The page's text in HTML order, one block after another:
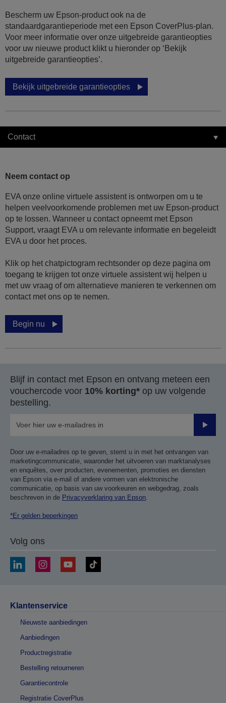
Bescherm uw Epson-product ook na de
standaardgarantieperiode met een Epson CoverPlus-plan.
Voor meer informatie over onze uitgebreide garantieopties
voor uw nieuwe product klikt u hieronder op ‘Bekijk
uitgebreide garantieopties’.
Bekijk uitgebreide garantieopties
Contact
Neem contact op
EVA onze online virtuele assistent is ontworpen om u te
helpen veelvoorkomende problemen met uw Epson-product
op te lossen. Wanneer u contact opneemt met Epson
Support, vraagt EVA u om relevante informatie en begeleidt
EVA u door het proces.
Klik op het chatpictogram rechtsonder op deze pagina om
toegang te krijgen tot onze virtuele assistent wij helpen u
met uw vraag of om alternatieve manieren te verkennen om
contact met ons op te nemen.
Begin nu
Blijf in contact met Epson en ontvang meteen een
vouchercode voor 10% korting* op uw volgende
bestelling.
Door uw e-mailadres op te geven, stemt u in met het ontvangen van
marketingcommunicatie, waaronder het uitvoeren van marktanalyses
en enquêtes, over producten, evenementen, promoties en diensten
van Epson via e-mail of andere vormen van elektronische
communicatie, op basis van uw voorkeuren en webgedrag, zoals
beschreven in de Privacyverklaring van Epson.
*Er gelden beperkingen
Volg ons
Klantenservice
Nieuwste aanbiedingen
Aanbiedingen
Productregistratie
Bestelling retourneren
Garantiecontrole
Registratie CoverPlus